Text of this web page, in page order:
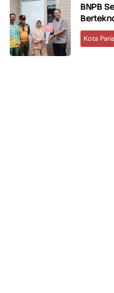
BNPB
Kota